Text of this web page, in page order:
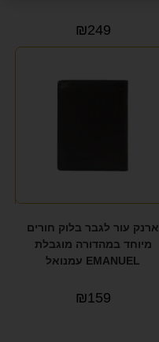
₪249
ארנק עור לגבר בלוק חורים
מיוחד במהדורה מוגבלת
EMANUEL עמנואל
₪159